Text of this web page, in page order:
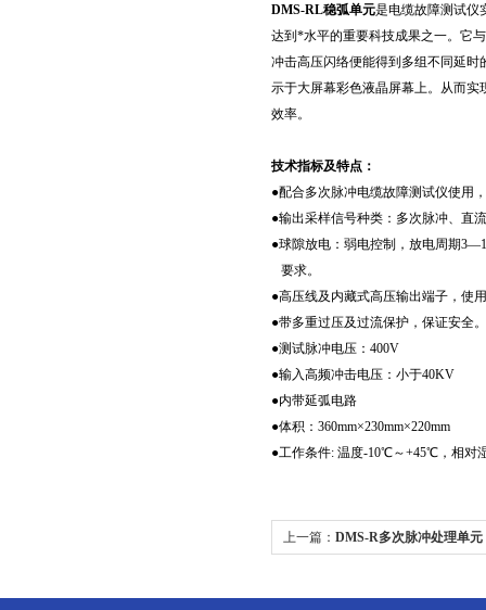
DMS-RL稳弧单元是电缆故障测试仪
达到*水平的重要科技成果之一。它
冲击高压闪络便能得到多组不同延
示于大屏幕彩色液晶屏幕上。从而
效率。
技术指标及特点：
●配合多次脉冲电缆故障测试仪使用
●输出采样信号种类：多次脉冲、直
●球隙放电：弱电控制，放电周期
要求。
●高压线及内藏式高压输出端子，使
●带多重过压及过流保护，保证安全。
●测试脉冲电压：400V
●输入高频冲击电压：小于40KV
●内带延弧电路
●体积：360mm×230mm×220mm
●工作条件: 温度-10℃～+45℃，相对
上一篇： DMS-R多次脉冲处理单元